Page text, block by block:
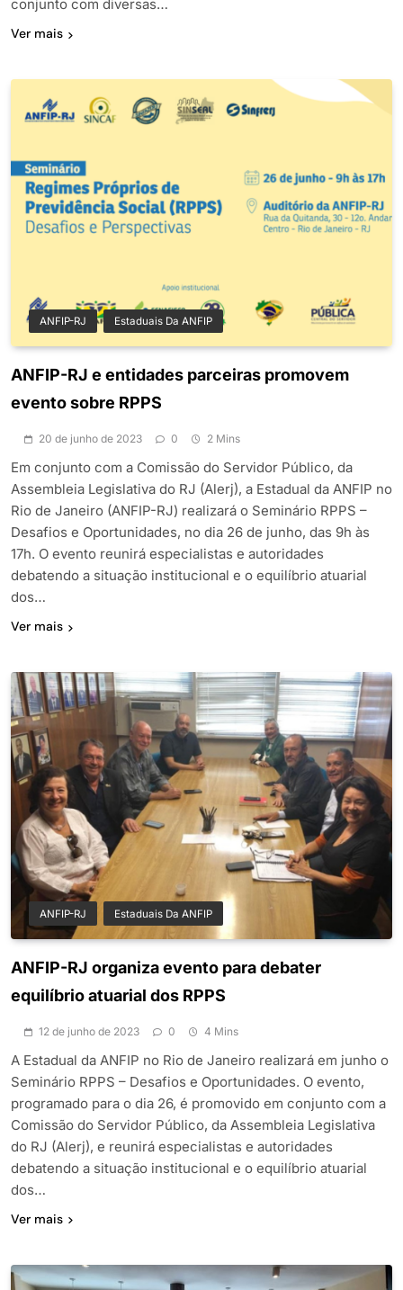
conjunto com diversas…
Ver mais
ANFIP-RJ Estaduais Da ANFIP
ANFIP-RJ e entidades parceiras promovem
evento sobre RPPS
20 de junho de 2023 0 2 Mins
Em conjunto com a Comissão do Servidor Público, da
Assembleia Legislativa do RJ (Alerj), a Estadual da ANFIP no
Rio de Janeiro (ANFIP-RJ) realizará o Seminário RPPS –
Desafios e Oportunidades, no dia 26 de junho, das 9h às
17h. O evento reunirá especialistas e autoridades
debatendo a situação institucional e o equilíbrio atuarial
dos…
Ver mais
ANFIP-RJ Estaduais Da ANFIP
ANFIP-RJ organiza evento para debater
equilíbrio atuarial dos RPPS
12 de junho de 2023 0 4 Mins
A Estadual da ANFIP no Rio de Janeiro realizará em junho o
Seminário RPPS – Desafios e Oportunidades. O evento,
programado para o dia 26, é promovido em conjunto com a
Comissão do Servidor Público, da Assembleia Legislativa
do RJ (Alerj), e reunirá especialistas e autoridades
debatendo a situação institucional e o equilíbrio atuarial
dos…
Ver mais